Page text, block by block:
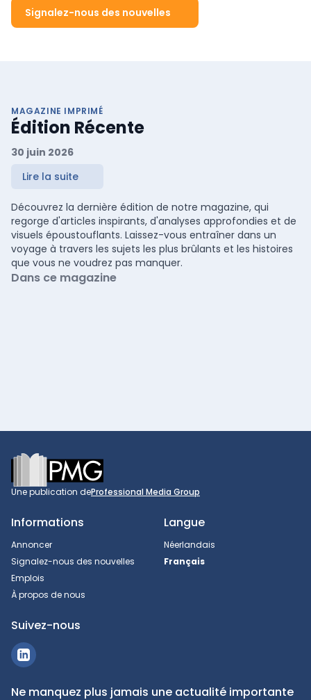
Signalez-nous des nouvelles
MAGAZINE IMPRIMÉ
Édition Récente
30 juin 2026
Lire la suite
Découvrez la dernière édition de notre magazine, qui
regorge d'articles inspirants, d'analyses approfondies et de
visuels époustouflants. Laissez-vous entraîner dans un
voyage à travers les sujets les plus brûlants et les histoires
que vous ne voudrez pas manquer.
Dans ce magazine
Footer
Une publication deProfessional Media Group
Informations
Annoncer
Signalez-nous des nouvelles
Emplois
À propos de nous
Langue
Néerlandais
Français
Suivez-nous
Ne manquez plus jamais une actualité importante